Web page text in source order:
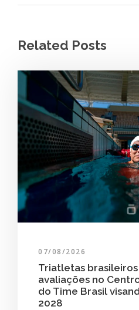
Related Posts
07/08/2026
Triatletas
avaliações no
do Time Brasil
2028